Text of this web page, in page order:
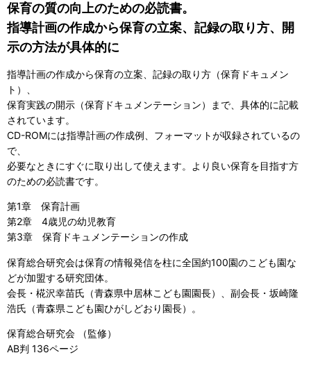
保育の質の向上のための必読書。
指導計画の作成から保育の立案、記録の取り方、開
示の方法が具体的に
指導計画の作成から保育の立案、記録の取り方（保育ドキュメン
ト）、
保育実践の開示（保育ドキュメンテーション）まで、具体的に記載
されています。
CD-ROMには指導計画の作成例、フォーマットが収録されているの
で、
必要なときにすぐに取り出して使えます。より良い保育を目指す方
のための必読書です。
第1章 保育計画
第2章 4歳児の幼児教育
第3章 保育ドキュメンテーションの作成
保育総合研究会は保育の情報発信を柱に全国約100園のこども園な
どが加盟する研究団体。
会長・椛沢幸苗氏（青森県中居林こども園園長）、副会長・坂崎隆
浩氏（青森県こども園ひがしどおり園長）。
保育総合研究会 （監修）
AB判 136ページ